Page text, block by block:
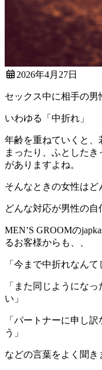
2026年4月27日
セックス中に相手の男
いわゆる「中折れ」
年齢を重ねていくと、
まったり、ふとした
がありますよね。
そんなときの女性はど
どんな対応が男性の自
MEN’S GROOMの
るお客様からも、、
「今まで中折れなん
「また同じようにな
い」
「パートナーに申し
う」
などの言葉をよく聞き